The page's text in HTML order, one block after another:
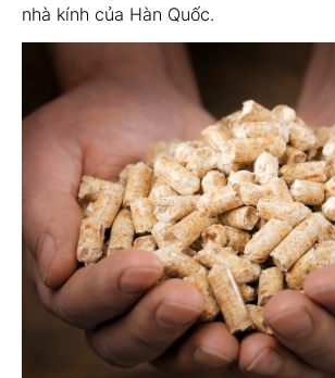
nhà kính của Hàn Quốc.